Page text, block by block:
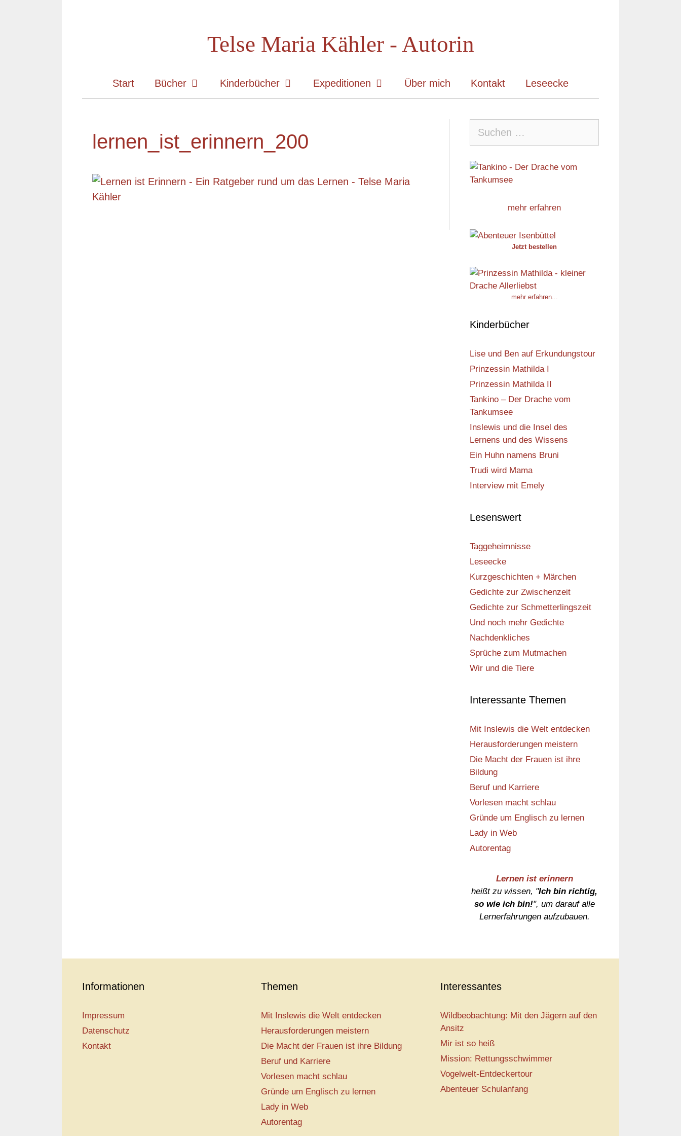
Telse Maria Kähler - Autorin
Start Bücher Kinderbücher Expeditionen Über mich Kontakt Leseecke
lernen_ist_erinnern_200
nach:
mehr erfahren
Jetzt bestellen
mehr erfahren...
Kinderbücher
Lise und Ben auf Erkundungstour
Prinzessin Mathilda I
Prinzessin Mathilda II
Tankino – Der Drache vom
Tankumsee
Inslewis und die Insel des
Lernens und des Wissens
Ein Huhn namens Bruni
Trudi wird Mama
Interview mit Emely
Lesenswert
Taggeheimnisse
Leseecke
Kurzgeschichten + Märchen
Gedichte zur Zwischenzeit
Gedichte zur Schmetterlingszeit
Und noch mehr Gedichte
Nachdenkliches
Sprüche zum Mutmachen
Wir und die Tiere
Interessante Themen
Mit Inslewis die Welt entdecken
Herausforderungen meistern
Die Macht der Frauen ist ihre
Bildung
Beruf und Karriere
Vorlesen macht schlau
Gründe um Englisch zu lernen
Lady in Web
Autorentag
Lernen ist erinnern
heißt zu wissen, "Ich bin richtig,
so wie ich bin!", um darauf alle
Lernerfahrungen aufzubauen.
Informationen
Impressum
Datenschutz
Kontakt
Themen
Mit Inslewis die Welt entdecken
Herausforderungen meistern
Die Macht der Frauen ist ihre Bildung
Beruf und Karriere
Vorlesen macht schlau
Gründe um Englisch zu lernen
Lady in Web
Autorentag
Interessantes
Wildbeobachtung: Mit den Jägern auf den
Ansitz
Mir ist so heiß
Mission: Rettungsschwimmer
Vogelwelt-Entdeckertour
Abenteuer Schulanfang